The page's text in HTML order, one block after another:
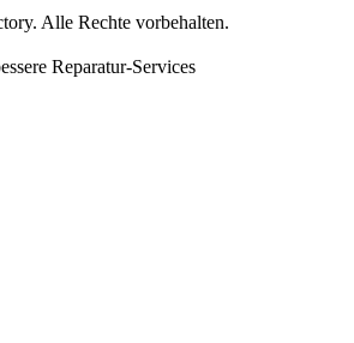
. Alle Rechte vorbehalten.
Reparatur-Services